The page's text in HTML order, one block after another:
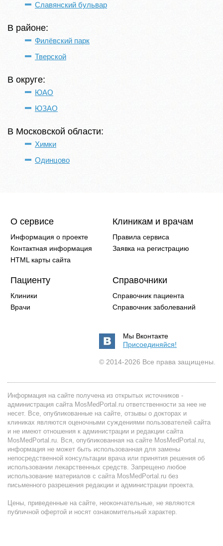
Славянский бульвар
В районе:
Филёвский парк
Тверской
В округе:
ЮАО
ЮЗАО
В Московской области:
Химки
Одинцово
О сервисе
Информация о проекте
Контактная информация
HTML карты сайта
Клиникам и врачам
Правила сервиса
Заявка на регистрацию
Пациенту
Клиники
Врачи
Справочники
Справочник пациента
Справочник заболеваний
Мы Вконтакте
Присоединяйся!
© 2014-2026 Все права защищены.
Информация на сайте получена из открытых источников -
администрация сайта MosMedPortal.ru ответственности за нее не
несет. Все, опубликованные на сайте, отзывы о докторах и
клиниках являются оценочными суждениями пользователей сайта
и не имеют отношения к администрации и редакции сайта
MosMedPortal.ru. Вся, опубликованная на сайте MosMedPortal.ru,
информация не может быть использованная для замены
непосредственной консультации врача или принятия решения об
использовании лекарственных средств. Запрещено любое
использование материалов с сайта MosMedPortal.ru без
письменного разрешения редакции и администрации проекта.
Цены, приведенные на сайте, неокончательные, не являются
публичной офертой и носят ознакомительный характер.